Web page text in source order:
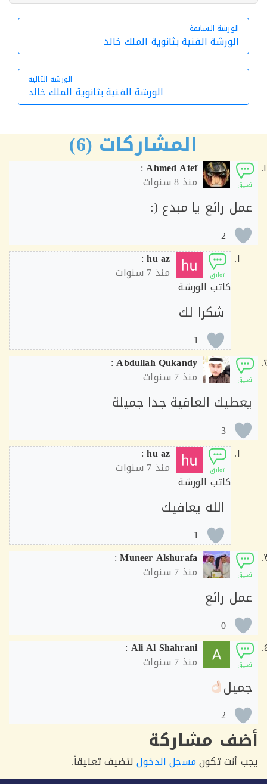
الورشة السابقة
الورشة السابقة
الورشة الفنية بثانوية الملك خالد
الورشة التالية
الورشة
الورشة الفنية بثانوية الملك خالد
المشاركات (6)
Ahmed Atef
:
منذ8 سنوات
رائع يا مبدع (:
2
hu az
:
منذ
كاتب الورشة
شكرا لك
1
Abdullah Qukandy
:
منذ7 سنوات
العافية جدا جميلة
3
hu az
:
منذ
كاتب الورشة
الله يعافيك
1
Muneer Alshurafa
:
منذ7 سنوات
رائع
0
Ali Al Shahrani
:
منذ
2
مشاركة
تكونمسجل الدخوللتضيف تعليقاً.